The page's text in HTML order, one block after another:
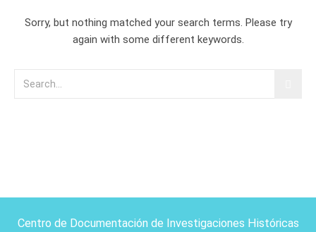
Sorry, but nothing matched your search terms. Please try
again with some different keywords.
Centro de Documentación de Investigaciones Históricas